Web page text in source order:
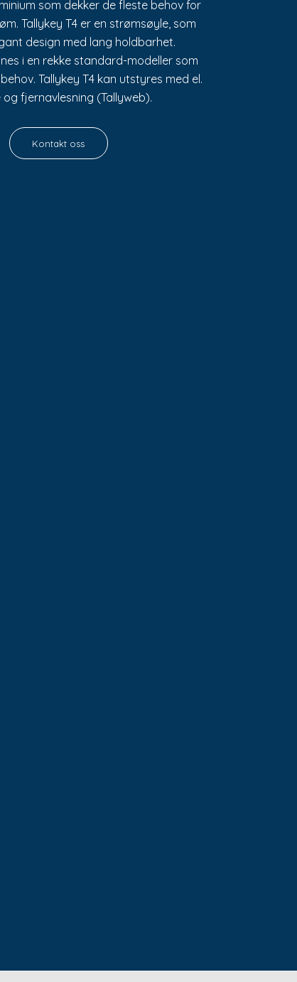
som dekker de fleste behov for
Tallykey T4 er en strømsøyle, som
design med lang holdbarhet.
i en rekke standard-modeller som
Tallykey T4 kan utstyres med el.
og fjernavlesning (Tallyweb).
Kontakt oss